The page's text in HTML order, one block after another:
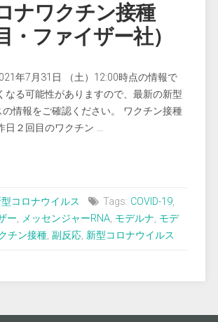
ナワクチン接種
・ファイザー社）
年7月31日 （土）12:00時点の情報で
なる可能性がありますので、最新の新型
の情報をご確認ください。 ワクチン接種
日２回目のワクチン …
コロナウイルス Tags: COVID-19,
ー, メッセンジャーRNA, モデルナ, モデ
チン接種, 副反応, 新型コロナウイルス